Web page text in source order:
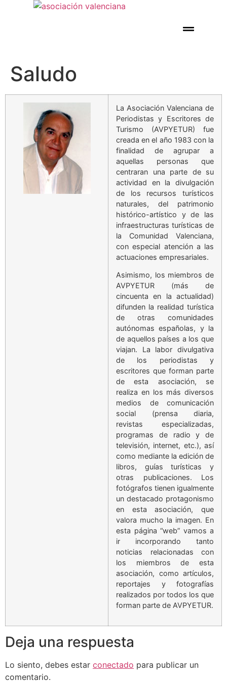
Saludo
La Asociación Valenciana de
Periodistas y Escritores de
Turismo (AVPYETUR) fue
creada en el año 1983 con la
finalidad de agrupar a
aquellas personas que
centraran una parte de su
actividad en la divulgación
de los recursos turísticos
naturales, del patrimonio
histórico-artístico y de las
infraestructuras turísticas de
la Comunidad Valenciana,
con especial atención a las
actuaciones empresariales.
Asimismo, los miembros de
AVPYETUR (más de
cincuenta en la actualidad)
difunden la realidad turística
de otras comunidades
autónomas españolas, y la
de aquellos países a los que
viajan. La labor divulgativa
de los periodistas y
escritores que forman parte
de esta asociación, se
realiza en los más diversos
medios de comunicación
social (prensa diaria,
revistas especializadas,
programas de radio y de
televisión, internet, etc.), así
como mediante la edición de
libros, guías turísticas y
otras publicaciones. Los
fotógrafos tienen igualmente
un destacado protagonismo
en esta asociación, que
valora mucho la imagen. En
esta página “web” vamos a
ir incorporando tanto
noticias relacionadas con
los miembros de esta
asociación, como artículos,
reportajes y fotografías
realizados por todos los que
forman parte de AVPYETUR.
Deja una respuesta
Lo siento, debes estar conectado para publicar un
comentario.